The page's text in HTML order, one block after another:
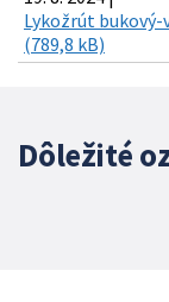
Lykožrút
(789,8 kB)
Dôležité